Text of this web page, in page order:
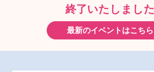
終了いたしました
最新のイベントはこちら